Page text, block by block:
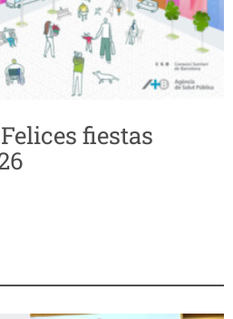
fiestas